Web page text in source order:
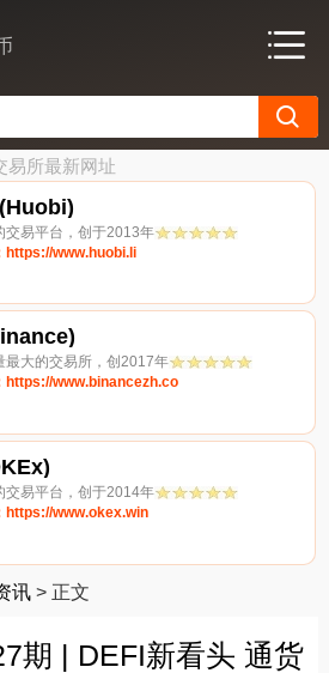
易所最新网址
交易平台，创于2013年
https://www.huobi.li
最大的交易所，创2017年
https://www.binancezh.co
交易平台，创于2014年
https://www.okex.win
讯 > 正文
期 | DEFI新看头 通货